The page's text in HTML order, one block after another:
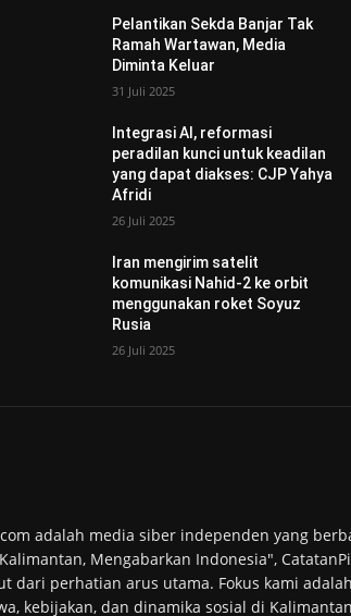
Pelantikan Sekda Banjar Tak
Ramah Wartawan, Media
Diminta Keluar
31 Juli 2025
Integrasi AI, reformasi
peradilan kunci untuk keadilan
yang dapat diakses: CJP Yahya
Afridi
26 Juli 2025
Iran mengirim satelit
komunikasi Nahid-2 ke orbit
menggunakan roket Soyuz
Rusia
26 Juli 2025
adalah media siber independen yang
Mengabarkan Indonesia",
dari perhatian arus utama. Fokus kami
kebijakan, dan dinamika sosial di